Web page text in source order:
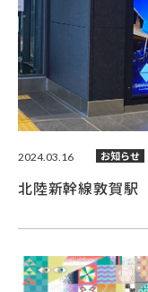
2024.03.16 お知らせ
北陸新幹線敦賀駅